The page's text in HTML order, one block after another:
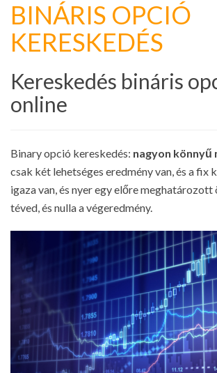
BINÁRIS OPCIÓ
KERESKEDÉS
Kereskedés bináris
online
Binary opció kereskedés: nagyon könnyű
csak két lehetséges eredmény van, és a fix
igaza van, és nyer egy előre meghatározott
téved, és nulla a végeredmény.